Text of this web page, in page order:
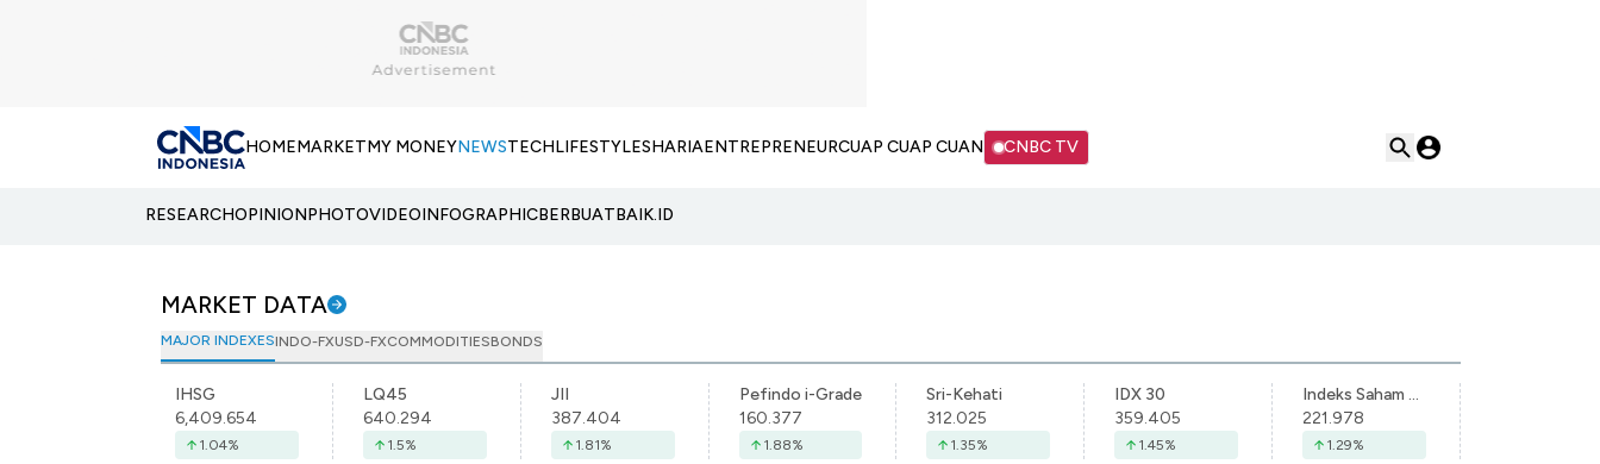
HOMEMARKETMY MONEYNEWSTECHLIFESTYLESHARIAENTREPRENEURCUAP CUAP CUAN CNBC TV
RESEARCHOPINIONPHOTOVIDEOINFOGRAPHICBERBUATBAIK.ID
MARKET DATA
MAJOR INDEXESINDO-FXUSD-FXCOMMODITIESBONDS
IHSG
6,409.654
1.04%
LQ45
640.294
1.5%
JII
387.404
1.81%
Pefindo i-Grade
160.377
1.88%
Sri-Kehati
312.025
1.35%
IDX 30
359.405
1.45%
Indeks Saham Syariah Indonesia
221.978
1.29%